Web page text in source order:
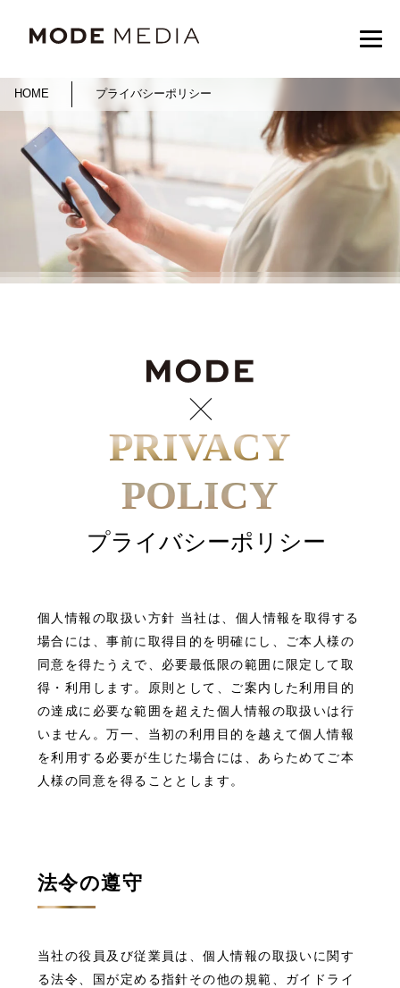
HOME プライバシーポリシー
PRIVACY
POLICY
プライバシーポリシー
個人情報の取扱い方針 当社は、個人情報を取得する
場合には、事前に取得目的を明確にし、ご本人様の
同意を得たうえで、必要最低限の範囲に限定して取
得・利用します。原則として、ご案内した利用目的
の達成に必要な範囲を超えた個人情報の取扱いは行
いません。万一、当初の利用目的を越えて個人情報
を利用する必要が生じた場合には、あらためてご本
人様の同意を得ることとします。
法令の遵守
当社の役員及び従業員は、個人情報の取扱いに関す
る法令、国が定める指針その他の規範、ガイドライ